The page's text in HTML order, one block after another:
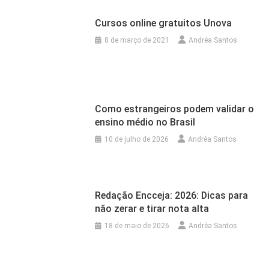
Cursos online gratuitos Unova
8 de março de 2021 Andréa Santos
Como estrangeiros podem validar o
ensino médio no Brasil
10 de julho de 2026 Andréa Santos
Redação Encceja: 2026: Dicas para
não zerar e tirar nota alta
18 de maio de 2026 Andréa Santos